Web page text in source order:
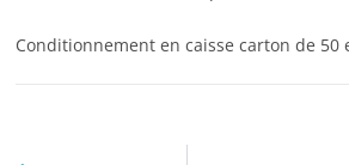
Conditionnement en caisse carton de 50